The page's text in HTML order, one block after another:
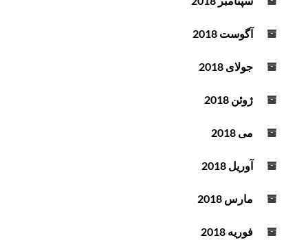
آگوست 2018
جولای 2018
ژوئن 2018
می 2018
آوریل 2018
مارس 2018
فوریه 2018